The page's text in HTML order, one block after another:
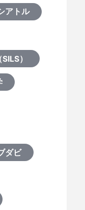
アトル
）
ダビ